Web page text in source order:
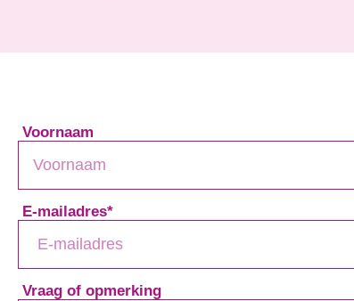
Voornaam
E-mailadres*
Vraag of opmerking